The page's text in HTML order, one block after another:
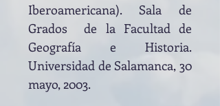
Iberoamericana). Sala de
Grados de la Facultad de
Geografía e Historia.
Universidad de Salamanca, 30
mayo, 2003.